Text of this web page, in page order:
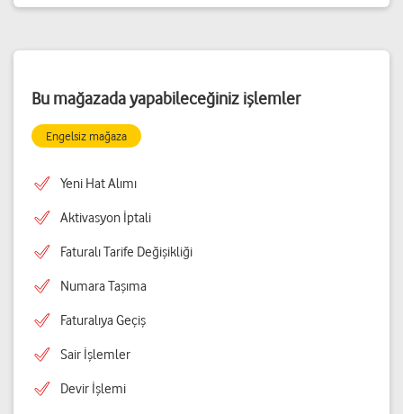
Bu mağazada yapabileceğiniz işlemler
Engelsiz mağaza
Yeni Hat Alımı
Aktivasyon İptali
Faturalı Tarife Değişikliği
Numara Taşıma
Faturalıya Geçiş
Sair İşlemler
Devir İşlemi